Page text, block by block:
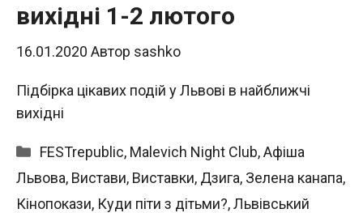
вихідні 1-2 лютого
16.01.2020 Автор sashko
Підбірка цікавих подій у Львові в найближчі
вихідні
Категорії
FESTrepublic, Malevich Night Club,Афіша
Львова, Вистави, Виставки, Дзига, Зелена канапа,
Кінопокази, Куди піти з дітьми?,Львівський